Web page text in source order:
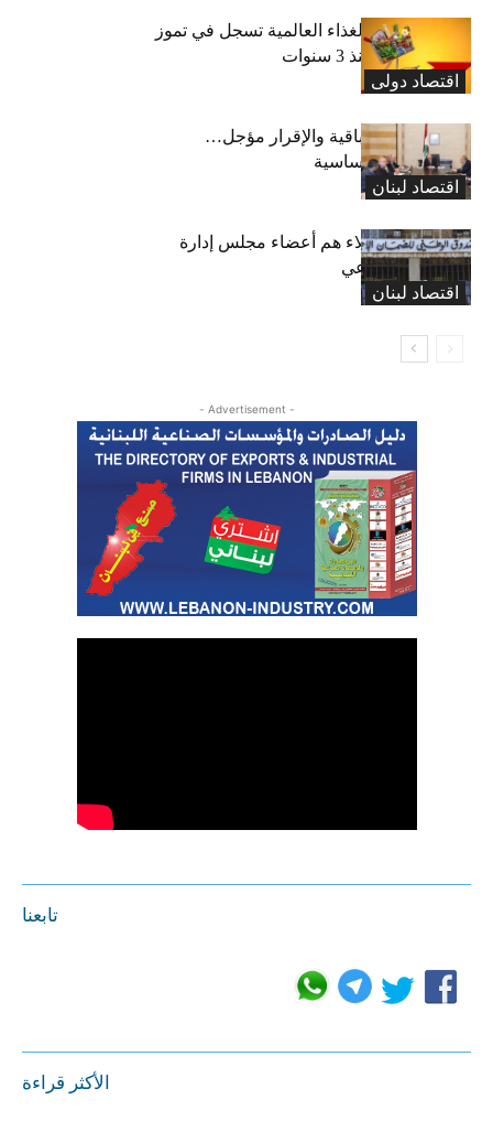
اقتصاد دولی
“الفاو”: أسعار الغذاء العالمية تسجل في تموز
أعلى مستوى منذ 3 سنوات
اقتصاد لبنان
رسوم النفايات باقية والإقرار مؤجل…
واستثناء لمواد أساسية
اقتصاد لبنان
بعد 19 عاماً: هؤلاء هم أعضاء مجلس إدارة
الضمان الاجتماعي
- Advertisement -
تابعنا
الأكثر قراءة